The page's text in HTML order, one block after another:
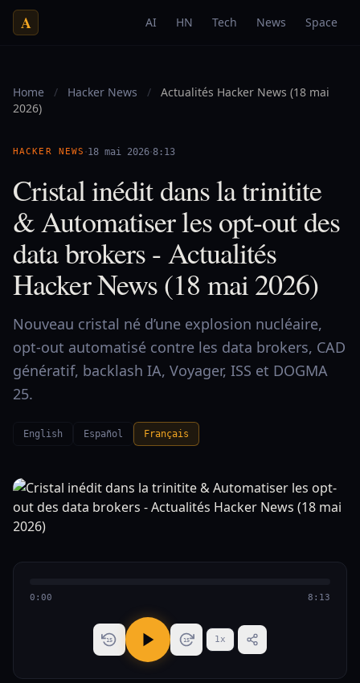
A AI HN Tech News Space
Home / Hacker News /
Actualités Hacker News (18 mai
2026)
HACKER NEWS ·18 mai 2026·8:13
Cristal inédit dans la trinitite
& Automatiser les opt-out des
data brokers - Actualités
Hacker News (18 mai 2026)
Nouveau cristal né d’une explosion nucléaire,
opt-out automatisé contre les data brokers, CAD
génératif, backlash IA, Voyager, ISS et DOGMA
25.
English Español Français
0:00 8:13
15 15 1x